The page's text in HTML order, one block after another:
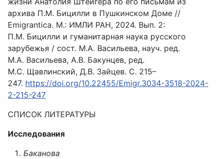
архива П.М. Бицилли в Пушкинском Доме //
Emigrantica. М.: ИМЛИ РАН, 2024. Вып. 2:
П.М. Бицилли и гуманитарная наука русского
зарубежья / сост. М.А. Васильева, науч. ред.
М.А. Васильева, А.В. Бакунцев, ред.
М.С. Щавлинский, Д.В. Зайцев. С. 215–
247. https://doi.org/10.22455/Emigr.3034-3518-2024-
2-215-247
СПИСОК ЛИТЕРАТУРЫ
Исследования
Баканова